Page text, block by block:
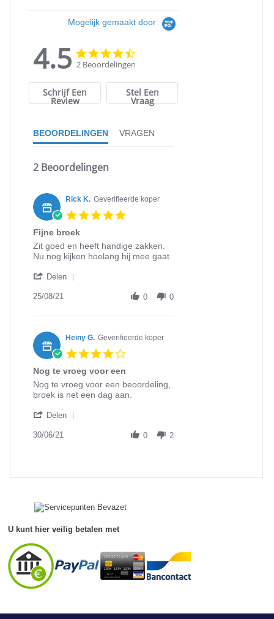
Mogelijk gemaakt door
4.5
4.5
star
2 Beoordelingen
Schrijf Een
Review
Stel Een
Vraag
BEOORDELINGEN VRAGEN
2 Beoordelingen
Rick K. Geverifieerde koper
Fijne broek
Review
by
K.
25
2021
review
stating
broek
Zit goed en heeft handige zakken.
Nu nog kijken hoelang hij mee gaat.
Delen
Rick
on
25
Aug
2021
25/08/21 0 0
Heiny G. Geverifieerde koper
Nog te vroeg voor een
Review
by
G.
30
review
stating
te
voor
Nog te vroeg voor een beoordeling,
broek is net een dag aan.
Delen
on
2021
30/06/21 0 2
U kunt hier veilig betalen met